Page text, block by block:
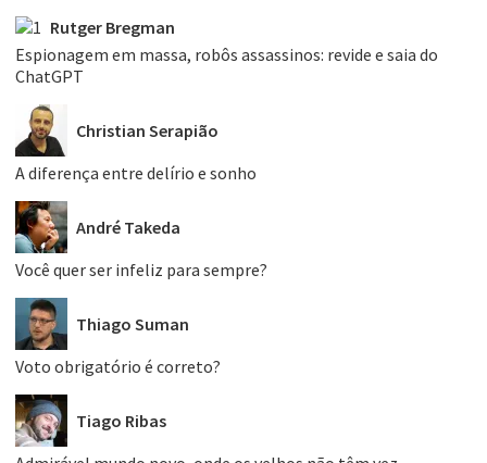
Rutger Bregman
Espionagem em massa, robôs assassinos: revide e saia do
ChatGPT
Christian Serapião
A diferença entre delírio e sonho
André Takeda
Você quer ser infeliz para sempre?
Thiago Suman
Voto obrigatório é correto?
Tiago Ribas